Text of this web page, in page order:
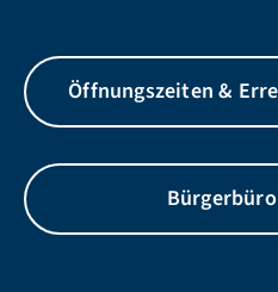
Öffnungszeiten &
Bürgerbüro